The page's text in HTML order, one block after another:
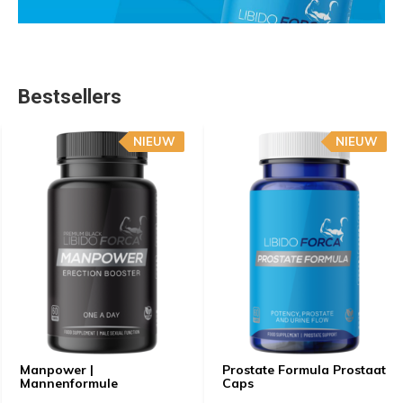
Bestsellers
Manpower |
Mannenformule
NIEUW
Prostate Formula Prostaat
Caps
NIEUW